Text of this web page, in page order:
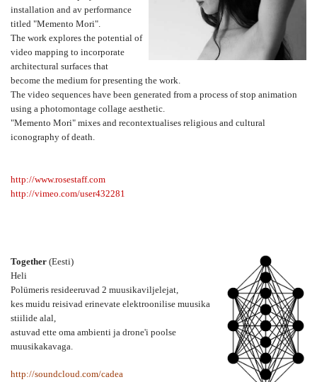
installation and av performance
titled "Memento Mori".
The work explores the potential of
video mapping to incorporate
architectural surfaces that
become the medium for presenting the work.
The video sequences have been generated from a process of stop animation
using a photomontage collage aesthetic.
"Memento Mori" mixes and recontextualises religious and cultural
iconography of death.
http://www.rosestaff.com
http://vimeo.com/user432281
Together (Eesti)
Heli
Polümeris resideeruvad 2 muusikaviljelejat,
kes muidu reisivad erinevate elektroonilise muusika
stiilide alal,
astuvad ette oma ambienti ja drone'i poolse
muusikakavaga.
http://soundcloud.com/cadea